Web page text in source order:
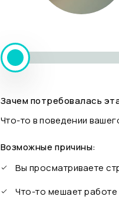
Зачем потребовалась
Что-то в поведении
Возможные причины:
Вы просматриваете
Что-то мешает